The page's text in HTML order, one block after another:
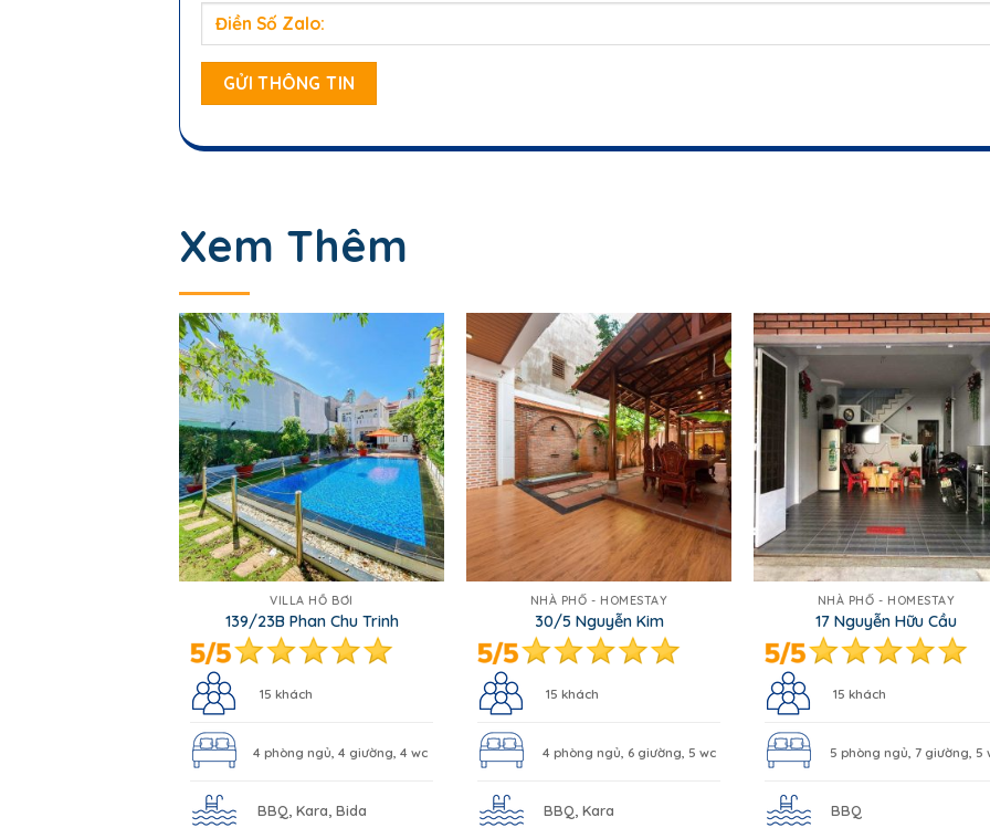
Xem Thêm
VILLA HỒ BƠI
139/23B Phan Chu Trinh
15 khách
4 phòng ngủ, 4 giường, 4 wc
BBQ, Kara, Bida
NHÀ PHỐ - HOMESTAY
30/5 Nguyễn Kim
15 khách
4 phòng ngủ, 6 giường, 5 wc
BBQ, Kara
NHÀ PHỐ - HOMESTAY
17 Nguyễn Hữu Cầu
15 khách
5 phòng ngủ, 7 giường, 5
BBQ